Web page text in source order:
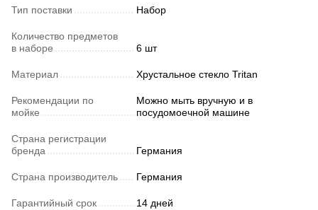
Тип поставки Набор
Количество предметов
в наборе
6 шт
Материал Хрустальное стекло Tritan
Рекомендации по
мойке
Можно мыть вручную и в
посудомоечной машине
Страна регистрации
бренда
Германия
Страна производитель Германия
Гарантийный срок 14 дней